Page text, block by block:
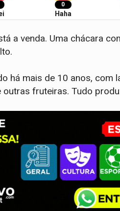
0
Haha
a venda. Uma chácara
há mais de 10 anos, com
outras fruteiras. Tudo